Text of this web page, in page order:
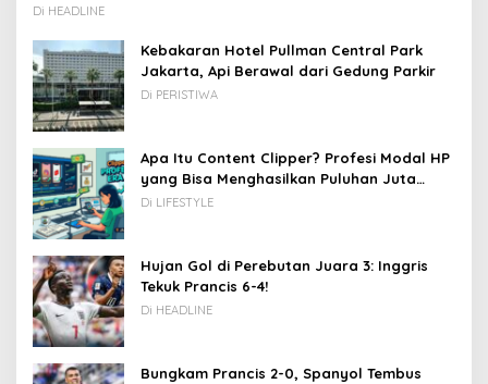
Di HEADLINE
Kebakaran Hotel Pullman Central Park
Jakarta, Api Berawal dari Gedung Parkir
Di PERISTIWA
Apa Itu Content Clipper? Profesi Modal HP
yang Bisa Menghasilkan Puluhan Juta
Rupiah
Di LIFESTYLE
Hujan Gol di Perebutan Juara 3: Inggris
Tekuk Prancis 6-4!
Di HEADLINE
Bungkam Prancis 2-0, Spanyol Tembus